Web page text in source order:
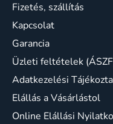
Fizetés, szállítás
Kapcsolat
Garancia
Üzleti feltételek
Adatkezelési
Elállás a Vásárlástol
Online Elállási